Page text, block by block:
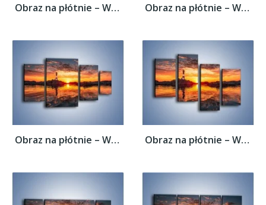
Obraz na płótnie – Widok z latarni na... Obraz na płótnie – Widok z latarni na...
Obraz na płótnie – Widok z latarni na... Obraz na płótnie – Widok z latarni na...